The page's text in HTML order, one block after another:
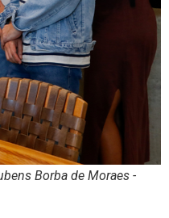
Borba de Moraes -